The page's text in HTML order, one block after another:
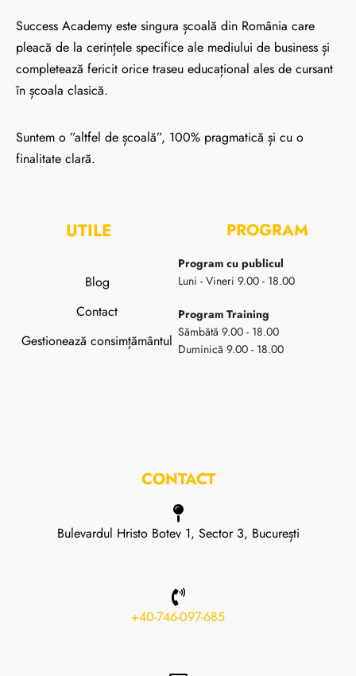
Success Academy este singura școală din România care
pleacă de la cerințele specifice ale mediului de business și
completează fericit orice traseu educațional ales de cursant
în școala clasică.
Suntem o ”altfel de școală”, 100% pragmatică și cu o
finalitate clară.
UTILE
Blog
Contact
Gestionează consimțământul
PROGRAM
Program cu publicul
Luni - Vineri 9.00 - 18.00
Program Training
Sămbătă 9.00 - 18.00
Duminică 9.00 - 18.00
CONTACT
Bulevardul Hristo Botev 1, Sector 3, București
+40-746-097-685